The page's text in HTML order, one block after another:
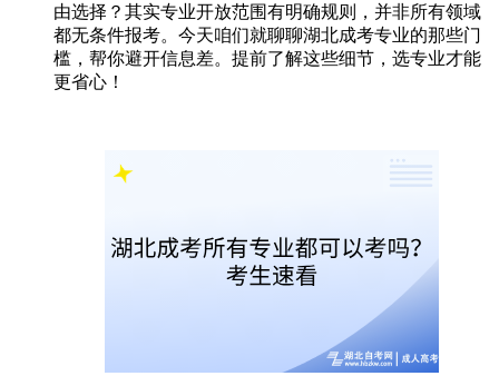
由选择？其实专业开放范围有明确规则，并非所有领域
都无条件报考。今天咱们就聊聊湖北成考专业的那些门
槛，帮你避开信息差。提前了解这些细节，选专业才能
更省心！